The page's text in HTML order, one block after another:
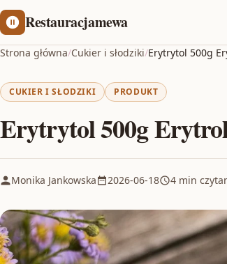
Restauracjamewa
Strona główna/Cukier i słodziki/Erytrytol 500g
CUKIER I SŁODZIKI PRODUKT
Erytrytol 500g
Monika Jankowska 2026-06-18 4 min